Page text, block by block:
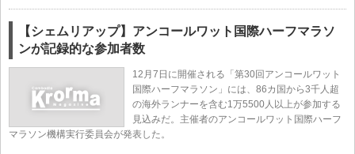
【シェムリアップ】アンコールワット国際ハーフマラソ
ンが記録的な参加者数
12月7日に開催される「第30回アンコールワット
国際ハーフマラソン」には、86カ国から3千人超
の海外ランナーを含む1万5500人以上が参加する
見込みだ。主催者のアンコールワット国際ハーフ
マラソン機構実行委員会が発表した。